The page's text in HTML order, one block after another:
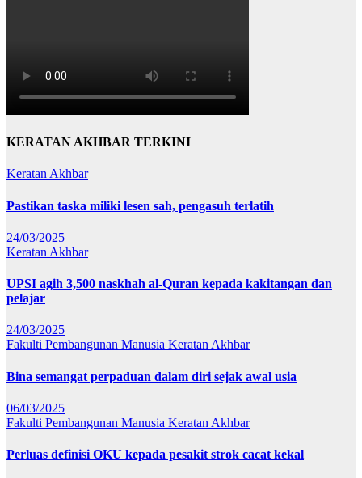
KERATAN AKHBAR TERKINI
Keratan Akhbar
Pastikan taska miliki lesen sah, pengasuh terlatih
24/03/2025
Keratan Akhbar
UPSI agih 3,500 naskhah al-Quran kepada kakitangan dan
pelajar
24/03/2025
Fakulti Pembangunan Manusia Keratan Akhbar
Bina semangat perpaduan dalam diri sejak awal usia
06/03/2025
Fakulti Pembangunan Manusia Keratan Akhbar
Perluas definisi OKU kepada pesakit strok cacat kekal